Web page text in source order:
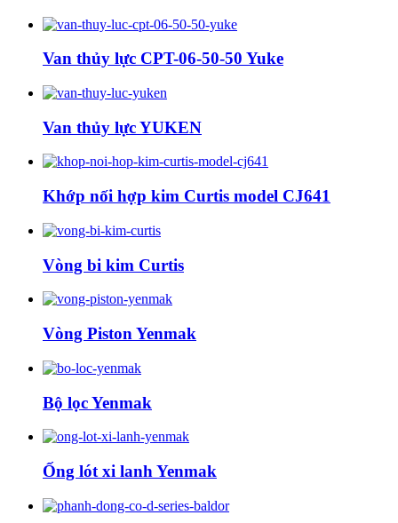
Van thủy lực CPT-06-50-50 Yuke
Van thủy lực YUKEN
Khớp nối hợp kim Curtis model CJ641
Vòng bi kim Curtis
Vòng Piston Yenmak
Bộ lọc Yenmak
Ống lót xi lanh Yenmak